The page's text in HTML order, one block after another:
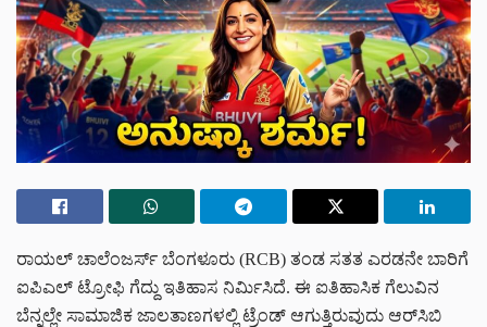
ರಾಯಲ್ ಚಾಲೆಂಜರ್ಸ್ ಬೆಂಗಳೂರು (RCB) ತಂಡ ಸತತ ಎರಡನೇ ಬಾರಿಗೆ
ಐಪಿಎಲ್ ಟ್ರೋಫಿ ಗೆದ್ದು ಇತಿಹಾಸ ನಿರ್ಮಿಸಿದೆ. ಈ ಐತಿಹಾಸಿಕ ಗೆಲುವಿನ
ಬೆನ್ನಲ್ಲೇ ಸಾಮಾಜಿಕ ಜಾಲತಾಣಗಳಲ್ಲಿ ಟ್ರೆಂಡ್ ಆಗುತ್ತಿರುವುದು ಆರ್‌ಸಿಬಿ